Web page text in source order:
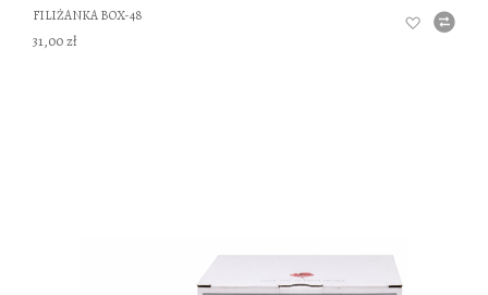
FILIŻANKA BOX-48
31,00 zł